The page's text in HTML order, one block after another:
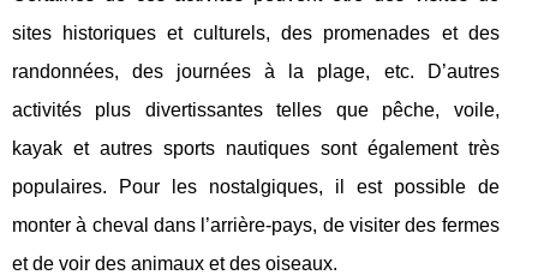
sites historiques et culturels, des promenades et des
randonnées, des journées à la plage, etc. D’autres
activités plus divertissantes telles que pêche, voile,
kayak et autres sports nautiques sont également très
populaires. Pour les nostalgiques, il est possible de
monter à cheval dans l’arrière-pays, de visiter des fermes
et de voir des animaux et des oiseaux.